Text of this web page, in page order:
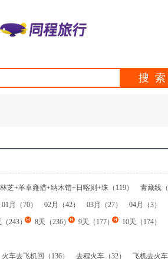
芝+羊卓雍措+纳木错+日喀则+珠（119） 青藏线（
南环线（57） 川藏318国道（53） 拉萨+林芝（45
拉萨+林芝+纳木错（30） 拉萨+羊湖（28）
01月（70） 02月（42） 03月（27） 04月（3）
（243） 8天（236） 9天（177） 10天（174）
火车去飞机回（136） 去程火车（32） 飞机去火车